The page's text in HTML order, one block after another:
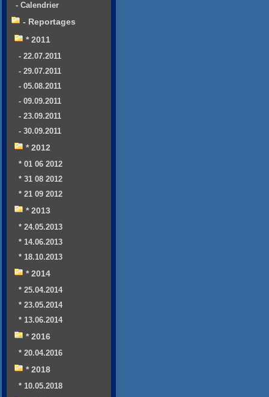
- Calendrier
- Reportages
* 2011
- 22.07.2011
- 29.07.2011
- 05.08.2011
- 09.09.2011
- 23.09.2011
- 30.09.2011
* 2012
* 01 06 2012
* 31 08 2012
* 21 09 2012
* 2013
* 24.05.2013
* 14.06.2013
* 18.10.2013
* 2014
* 25.04.2014
* 23.05.2014
* 13.06.2014
* 2016
* 20.04.2016
* 2018
* 10.05.2018